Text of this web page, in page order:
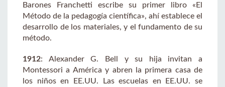
Barones Franchetti escribe su primer libro «El
Método de la pedagogía científica», ahí establece el
desarrollo de los materiales, y el fundamento de su
método.
1912: Alexander G. Bell y su hija invitan a
Montessori a América y abren la primera casa de
los niños en EE.UU. Las escuelas en EE.UU. se